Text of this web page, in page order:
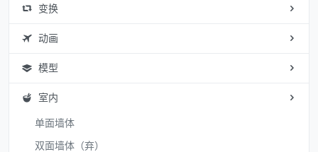
变换
动画
模型
室内
单面墙体
双面墙体（弃）